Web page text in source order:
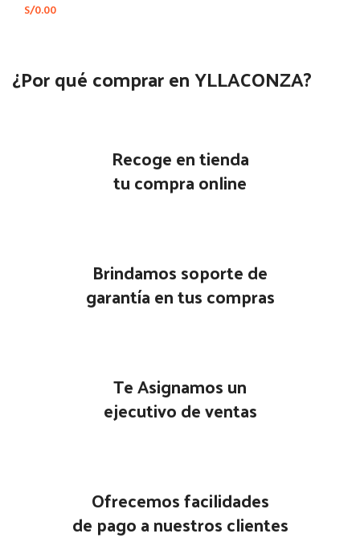
S/0.00
¿Por qué comprar en YLLACONZA?
Recoge en tienda
tu compra online
Brindamos soporte de
garantía en tus compras
Te Asignamos un
ejecutivo de ventas
Ofrecemos facilidades
de pago a nuestros clientes